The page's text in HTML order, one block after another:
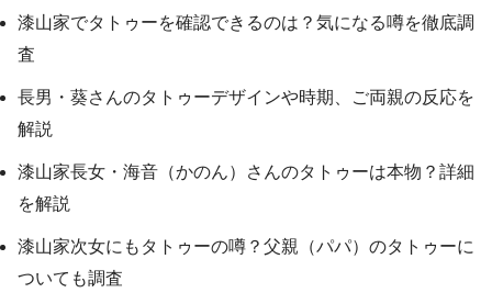
漆山家でタトゥーを確認できるのは？気になる噂を徹底調
査
長男・葵さんのタトゥーデザインや時期、ご両親の反応を
解説
漆山家長女・海音（かのん）さんのタトゥーは本物？詳細
を解説
漆山家次女にもタトゥーの噂？父親（パパ）のタトゥーに
ついても調査